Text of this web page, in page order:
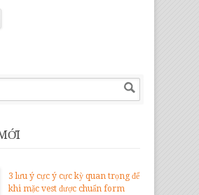
3 lưu ý cực ý cực kỳ quan trọng để
khi mặc vest được chuẩn form